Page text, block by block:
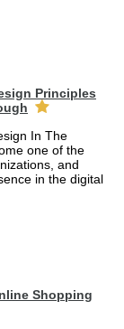
Principles
In The
one of the
and
in the digital
Shopping